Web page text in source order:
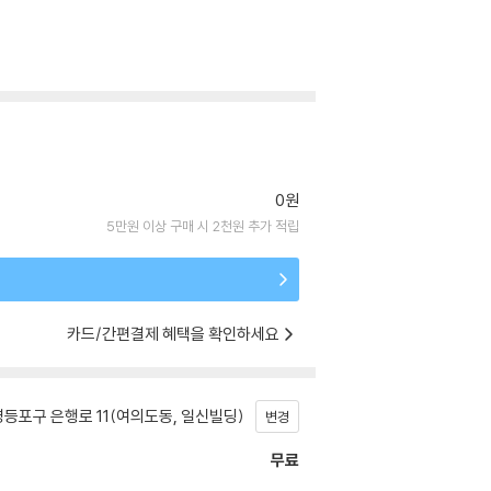
0원
5만원 이상 구매 시 2천원 추가 적립
카드/간편결제 혜택을 확인하세요
포구 은행로 11(여의도동, 일신빌딩) 변경
무료